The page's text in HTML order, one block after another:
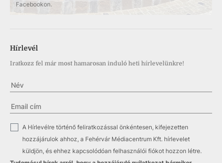
Facebookon.
Hírlevél
Iratkozz fel már most hamarosan induló heti hírlevelünkre!
A Hírlevélre történő feliratkozással önkéntesen, kifejezetten
hozzájárulok ahhoz, a Fehérvár Médiacentrum Kft. hírlevelet
küldjön, és ehhez kapcsolódóan felhasználói fiókot hozzon létre.